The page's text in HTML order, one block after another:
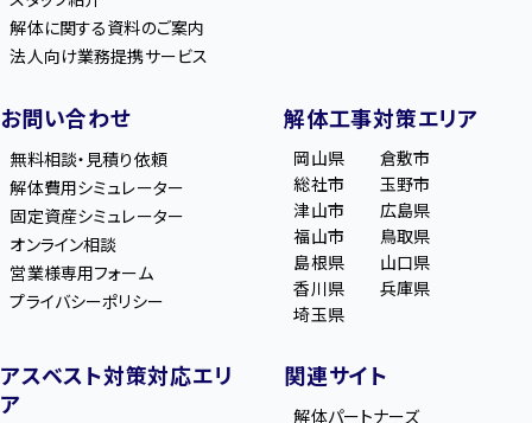
解体に関する資料のご案内
法人向け業務提携サービス
お問い合わせ
無料相談・見積り依頼
解体費用シミュレーター
固定資産シミュレーター
オンライン相談
営業様専用フォーム
プライバシーポリシー
解体工事対策エリア
岡山県
倉敷市
総社市
玉野市
津山市
広島県
福山市
鳥取県
島根県
山口県
香川県
兵庫県
埼玉県
アスベスト対策対応エリ
ア
関連サイト
解体パートナーズ